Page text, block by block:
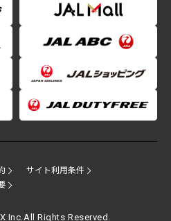
サイト利用条件
Inc.All Rights Reserved.